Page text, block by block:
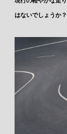
はないでしょうか？